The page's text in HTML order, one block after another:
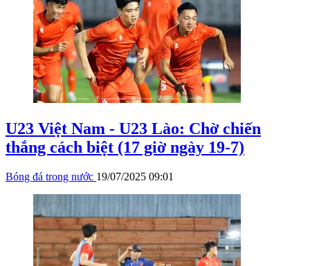
U23 Việt Nam - U23 Lào: Chờ chiến
thắng cách biệt (17 giờ ngày 19-7)
Bóng đá trong nước 19/07/2025 09:01